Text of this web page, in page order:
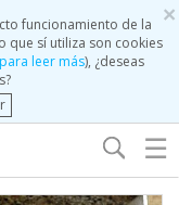
×
funcionamiento de la
que sí utiliza son cookies
leer más), ¿deseas
☰